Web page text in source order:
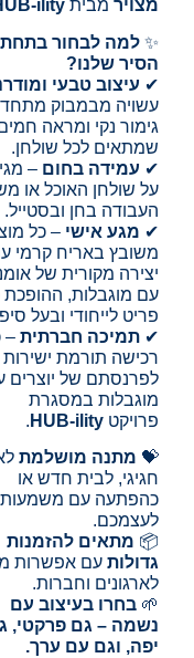
מצויר מביתility
✨למה לבחור
הסיר שלנו?
✔ עיצוב טבעי
עשויה מבמבוק
גימור נקי ומראה
שמתאים לכל שולחן.
✔ עמידה בחום –
על שולחן האוכל או
העבודה בחן ובסטייל.
✔ מגע אישי – כל
משובץ באריח קרמי
יצירה מקורית של
עם מוגבלות, ההופכת
פריט לייחודי ובעל
✔תמיכה חברתית –
רכישה תורמת ישירות
לפרנסתם של יוצרים
מוגבלות במסגרת
פרויקטHUB-ility
.
💝 מתנה מושלמת
חגיגי, לבית חדש או
כהפתעה עם משמעות
לעצמכם.
📦 מתאים להזמנות
גדולות עם אפשרות
לארגונים וחברות.
🌱בחרו בעיצוב עם
נשמה – גם פרקטי,
יפה, וגם עם ערך.